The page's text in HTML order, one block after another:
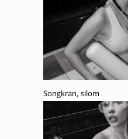
Songkran, silom